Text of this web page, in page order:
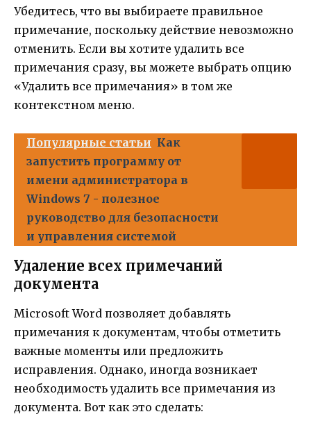
Убедитесь, что вы выбираете правильное
примечание, поскольку действие невозможно
отменить. Если вы хотите удалить все
примечания сразу, вы можете выбрать опцию
«Удалить все примечания» в том же
контекстном меню.
Популярные статьи Как
запустить программу от
имени администратора в
Windows 7 - полезное
руководство для безопасности
и управления системой
Удаление всех примечаний
документа
Microsoft Word позволяет добавлять
примечания к документам, чтобы отметить
важные моменты или предложить
исправления. Однако, иногда возникает
необходимость удалить все примечания из
документа. Вот как это сделать: